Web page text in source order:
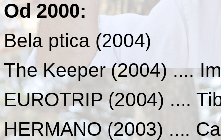
Od 2000:
Bela ptica (2004)
The Keeper (2004) ....
EUROTRIP (2004) ....
HERMANO (2003) ....